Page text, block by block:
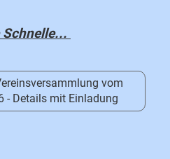
vom
- Details mit Einladung